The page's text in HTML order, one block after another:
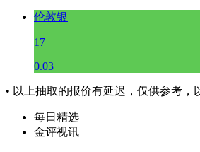
伦敦银
17
0.03
• 以上抽取的报价有延迟，仅供参考，
每日精选|
金评视讯|